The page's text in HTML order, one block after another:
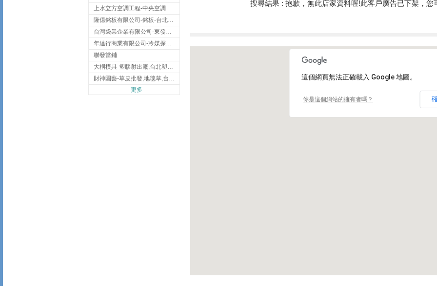
上水立方空調工程-中央空調規劃,台北中央空調規劃
隆億銘板有限公司-銘板-台北銘板-板橋銘板
台灣袋業企業有限公司-東發企業社/台中太空袋/太空包
年達行商業有限公司-冷媒探漏儀,壓力錶組,真空泵浦,台北冷凍空調材料
聯發當鋪
大桐模具-塑膠射出廠,台北塑膠射出廠
財神園藝-草皮批發,地毯草,台北草,彰化地毯草,彰化台北草
更多
搜尋結果 : 抱歉，無此店家資料喔!此客戶廣告已下架，您
這個網頁無法正確載入 Google 地圖。
你是這個網站的擁有者嗎？